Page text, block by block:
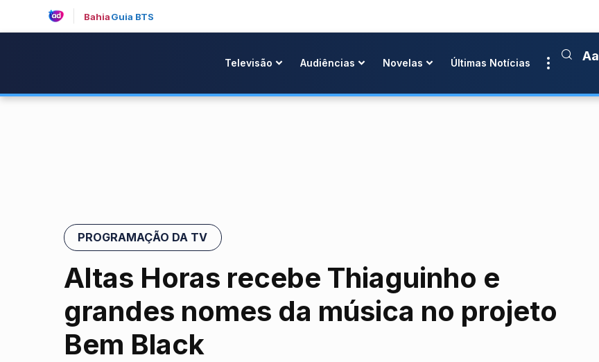
BahiaGuia BTS
Televisão Audiências Novelas Últimas Notícias Aa
PROGRAMAÇÃO DA TV
Altas Horas recebe Thiaguinho e
grandes nomes da música no projeto
Bem Black